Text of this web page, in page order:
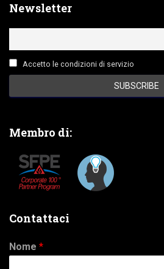
Newsletter
Accetto le condizioni di servizio
Membro di:
Contattaci
Nome *